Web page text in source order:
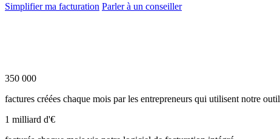
Simplifier ma facturation Parler à un conseiller
350 000
factures créées chaque mois par les entrepreneurs qui utilisent notre outil
1 milliard d'€